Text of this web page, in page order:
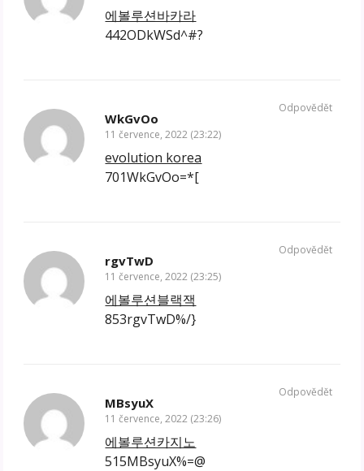
에볼루션바카라
442ODkWSd^#?
WkGvOo
11 července, 2022 (23:22)
evolution korea
701WkGvOo=*[
Odpovědět
rgvTwD
11 července, 2022 (23:25)
에볼루션블랙잭
853rgvTwD%/}
Odpovědět
MBsyuX
11 července, 2022 (23:26)
에볼루션카지노
515MBsyuX%=@
Odpovědět